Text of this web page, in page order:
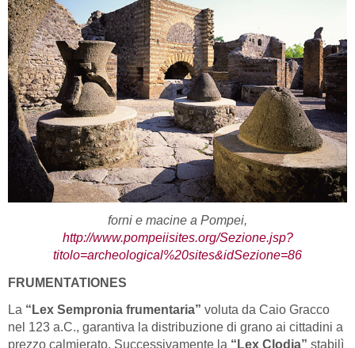
forni e macine a Pompei,
http://www.pompeiisites.org/Sezione.jsp?
titolo=archeological%20sites&idSezione=86
FRUMENTATIONES
La “Lex Sempronia frumentaria” voluta da Caio Gracco
nel 123 a.C., garantiva la distribuzione di grano ai cittadini a
prezzo calmierato. Successivamente la “Lex Clodia” stabilì